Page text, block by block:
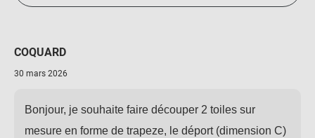
COQUARD
30 mars 2026
Bonjour, je souhaite faire découper 2 toiles sur
mesure en forme de trapeze, le déport (dimension C)